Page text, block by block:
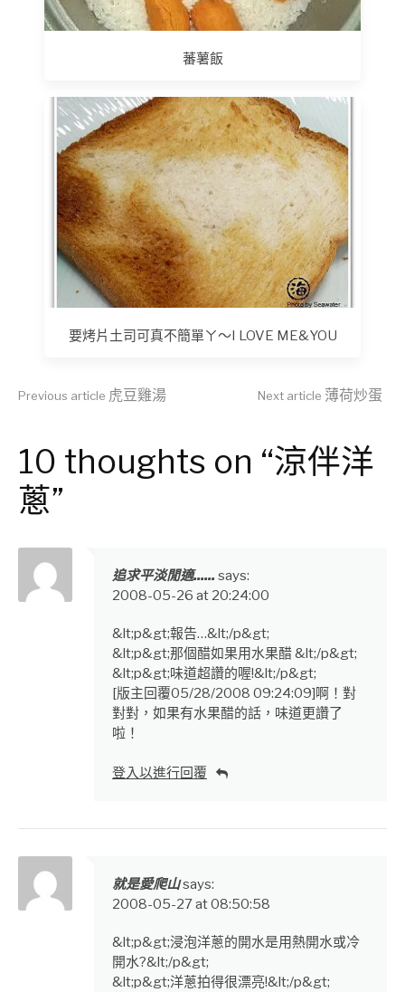
蕃薯飯
要烤片土司可真不簡單ㄚ～I LOVE ME&YOU
Continue
Reading
Previous article 虎豆雞湯 Next article 薄荷炒蛋
10 thoughts on “涼伴洋
蔥”
追求平淡閒適...... says:
2008-05-26 at 20:24:00
&lt;p&gt;報告…&lt;/p&gt;
&lt;p&gt;那個醋如果用水果醋 &lt;/p&gt;
&lt;p&gt;味道超讚的喔!&lt;/p&gt;
[版主回覆05/28/2008 09:24:09]啊！對
對對，如果有水果醋的話，味道更讚了
啦！
登入以進行回覆
就是愛爬山says:
2008-05-27 at 08:50:58
&lt;p&gt;浸泡洋蔥的開水是用熱開水或冷
開水?&lt;/p&gt;
&lt;p&gt;洋蔥拍得很漂亮!&lt;/p&gt;